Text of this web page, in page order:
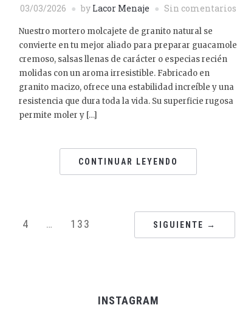
03/03/2026 by Lacor Menaje Sin comentarios
Nuestro mortero molcajete de granito natural se
convierte en tu mejor aliado para preparar guacamole
cremoso, salsas llenas de carácter o especias recién
molidas con un aroma irresistible. Fabricado en
granito macizo, ofrece una estabilidad increíble y una
resistencia que dura toda la vida. Su superficie rugosa
permite moler y […]
CONTINUAR LEYENDO
4 … 133 SIGUIENTE →
INSTAGRAM